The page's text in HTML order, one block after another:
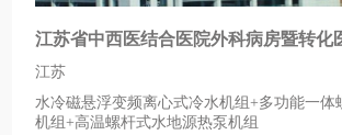
江苏省中西医结合医院外科病房暨转化
江苏
水冷磁悬浮变频离心式冷水机组+多功能一体
机组+高温螺杆式水地源热泵机组